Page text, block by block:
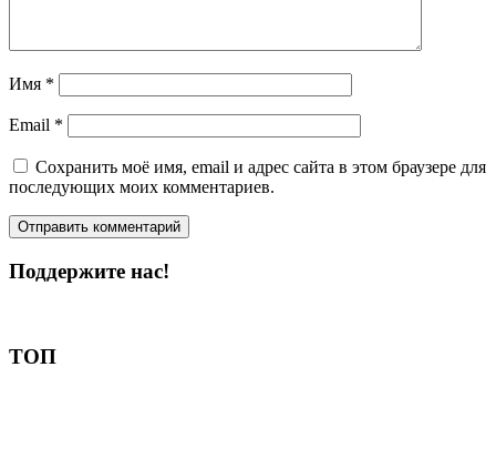
Имя *
Email *
Сохранить моё имя, email и адрес сайта в этом браузере для
последующих моих комментариев.
Поддержите нас!
ТОП